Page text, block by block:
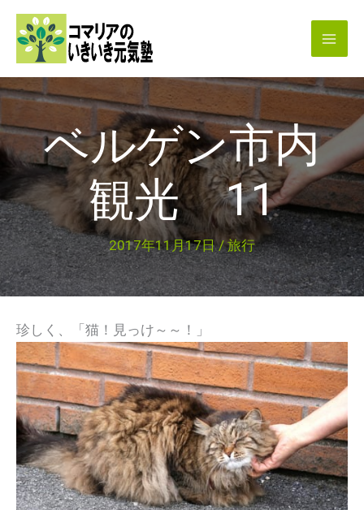
ス
ッ
プ
ベルゲン市内
観光 11
2017年11月17日/旅行
珍しく、「猫！見っけ～～！」